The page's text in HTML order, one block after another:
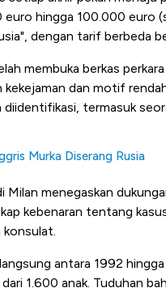
hingga 100.000 euro
dengan tarif berbeda
membuka berkas
dan motif
termasuk
Murka Diserang Rusia
menegaskan
kebenaran tentang
konsulat.
antara 1992
1.600 anak. Tuduhan
di